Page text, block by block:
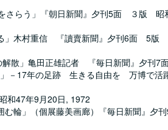
さらう」『朝日新聞』夕刊5面 ３版 昭
」木村重信 『讀賣新聞』夕刊6面 5版
解散」亀田正雄記者 『毎日新聞』夕
－17年の足跡 生きる自由を 万博で活
47年9月20日, 1972
輪」（個展藤美画廊）『毎日新聞』